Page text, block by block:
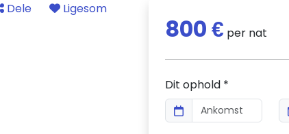
Dele Ligesom
800 € per nat
Dit ophold *